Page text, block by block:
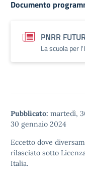
Documento
PNRR
La scuola per
Pubblicato: martedì,
30 gennaio 2024
Eccetto dove
rilasciato sotto
Italia.